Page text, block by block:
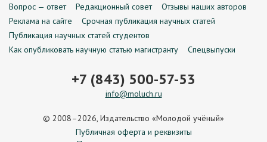
Вопрос — ответ Редакционный совет
Отзывы наших авторов
Реклама на сайте
Срочная публикация научных статей
Публикация научных статей студентов
Как опубликовать научную статью магистранту
Спецвыпуски
+7 (843) 500-57-53
info@moluch.ru
© 2008–2026, Издательство «Молодой учёный»
Публичная оферта и реквизиты